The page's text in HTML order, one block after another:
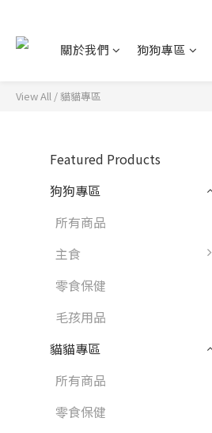
關於我們 狗狗專區
View All /貓貓專區
Featured Products
狗狗專區
所有商品
主食
零食保健
毛孩用品
貓貓專區
所有商品
零食保健